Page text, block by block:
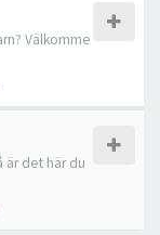
Välkomme
är det här du